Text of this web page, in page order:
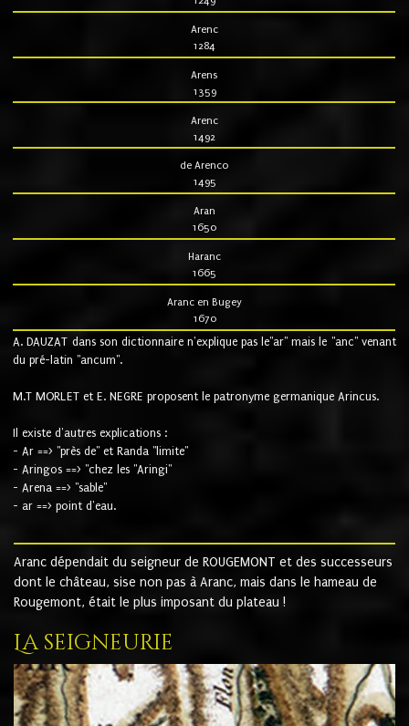
Arenc
1284
Arens
1359
Arenc
1492
de Arenco
1495
Aran
1650
Haranc
1665
Aranc en Bugey
1670
A. DAUZAT dans son dictionnaire n'explique pas le"ar" mais le "anc" venant
du pré-latin "ancum".
M.T MORLET et E. NEGRE proposent le patronyme germanique Arincus.
Il existe d'autres explications :
- Ar ==> "près de" et Randa "limite"
- Aringos ==> "chez les "Aringi"
- Arena ==> "sable"
- ar ==> point d'eau.
Aranc dépendait du seigneur de ROUGEMONT et des successeurs
dont le château, sise non pas à Aranc, mais dans le hameau de
Rougemont, était le plus imposant du plateau !
La seigneurie